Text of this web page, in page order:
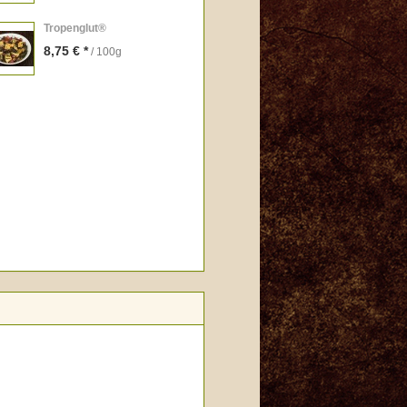
Tropenglut®
8,75 € * / 100g